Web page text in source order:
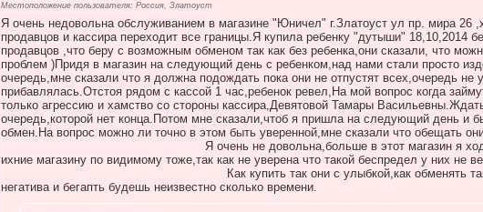
Местоположение пользователя: Россия, Златоуст
Я очень недовольна обслуживанием в магазине "Юничел" г.Златоуст ул пр. мира 26
продавцов и кассира переходит все границы.Я купила ребенку "дутыши" 18,10,2014
продавцов ,что беру с возможным обменом так как без ребенка,они сказали, что
проблем )Придя в магазин на следующий день с ребенком,над нами стали просто
очередь,мне сказали что я должна подождать пока они не отпустят всех,очередь не
прибавлялась.Отстоя рядом с кассой 1 час,ребенок ревел,На мой вопрос когда
только агрессию и хамство со стороны кассира,Девятовой Тамары
очередь,которой нет конца.Потом мне сказали,чтоб я пришла на следующий день и
обмен.На вопрос можно ли точно в этом быть уверенной,мне сказали
Я очень не довольна,больше в этот магазин я ходить не
ихние магазину по видимому тоже,так как не уверена что такой
Как купить так они с улыбкой,как обменять так
негатива и бегапть будешь неизвестно сколько времени.